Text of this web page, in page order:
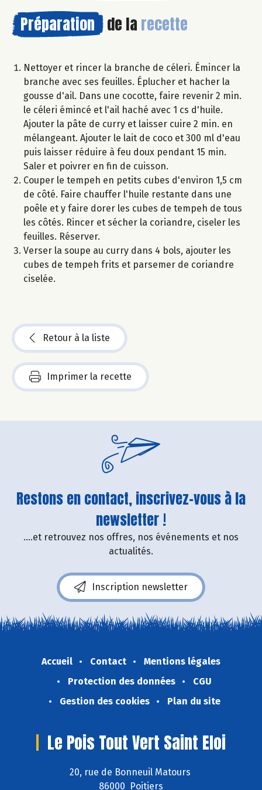
Préparation de la recette
Nettoyer et rincer la branche de céleri. Émincer la
branche avec ses feuilles. Éplucher et hacher la
gousse d'ail. Dans une cocotte, faire revenir 2 min.
le céleri émincé et l'ail haché avec 1 cs d'huile.
Ajouter la pâte de curry et laisser cuire 2 min. en
mélangeant. Ajouter le lait de coco et 300 ml d'eau
puis laisser réduire à feu doux pendant 15 min.
Saler et poivrer en fin de cuisson.
Couper le tempeh en petits cubes d'environ 1,5 cm
de côté. Faire chauffer l'huile restante dans une
poêle et y faire dorer les cubes de tempeh de tous
les côtés. Rincer et sécher la coriandre, ciseler les
feuilles. Réserver.
Verser la soupe au curry dans 4 bols, ajouter les
cubes de tempeh frits et parsemer de coriandre
ciselée.
Retour à la liste
Imprimer la recette
Restons en contact, inscrivez-vous à la
newsletter !
....et retrouvez nos offres, nos événements et nos
actualités.
Inscription newsletter
Accueil Contact
Mentions légales
Protection des données
CGU
Gestion des cookies
Plan du site
Le Pois Tout Vert Saint Eloi
20, rue de Bonneuil Matours
86000 Poitiers